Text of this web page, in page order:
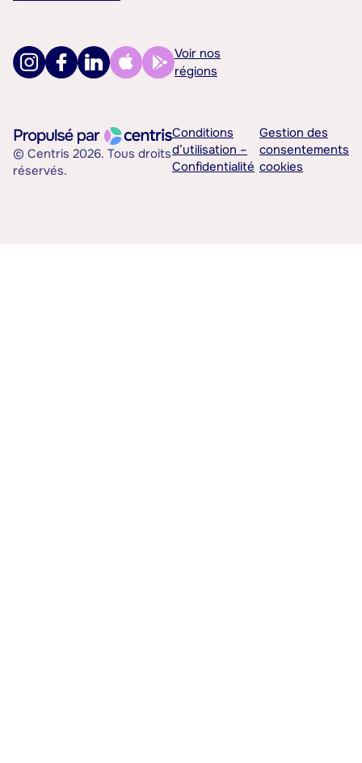
Voir nos
régions
© Centris 2026. Tous droits
réservés.
Conditions
d’utilisation –
Confidentialité
Gestion des
consentements
cookies